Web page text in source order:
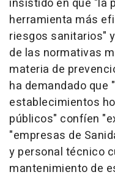
insistido en que "la
herramienta más
riesgos sanitarios"
de las normativas
materia de
ha demandado que
establecimientos
públicos" confíen
"empresas de
y personal técnico
mantenimiento de